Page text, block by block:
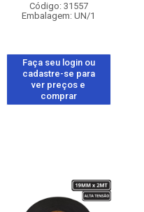
Código: 31557
Embalagem: UN/1
Faça seu login ou
cadastre-se para
ver preços e
comprar